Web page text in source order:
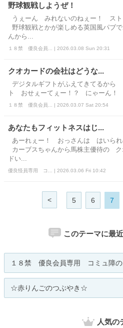
野球観戦しようぜ！
うぇーん みれないのねぇー！ スト
野球観戦とかが楽しめる英国風パブ
んから...
１８禁 優良会員... | 2026.03.08 Sun 20:31
クオカードの会社はどうな...
デジタルギフトがふえてきてるから
ト おせぇーてぇー！？ にゃーん！
１８禁 優良会員... | 2026.03.07 Sat 20:54
あなたもフィットネスはじ...
あーれぇー！ おっさんは はいられ
カーブスちゃんから馬株主優待の
ドい...
優良怪員専用 コ... | 2026.03.06 Fri 10:42
< 5 6 7
このテーマに最
１８禁 優良会員専用 コミュ障の
☆赤りんごのつぶやき☆
人気の